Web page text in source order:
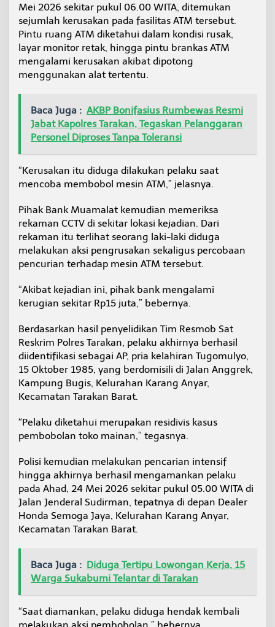
e
m
b
o
b
o
l
k
o
M
a
a
n
Mei 2026 sekitar pukul 06.00 WITA, ditemukan
sejumlah kerusakan pada fasilitas ATM tersebut.
Pintu ruang ATM diketahui dalam kondisi rusak,
layar monitor retak, hingga pintu brankas ATM
mengalami kerusakan akibat dipotong
menggunakan alat tertentu.
Baca Juga : AKBP Bonifasius Rumbewas Resmi
Jabat Kapolres Tarakan, Tegaskan Pelanggaran
Personel Diproses Tanpa Toleransi
“Kerusakan itu diduga dilakukan pelaku saat
mencoba membobol mesin ATM,” jelasnya.
Pihak Bank Muamalat kemudian memeriksa
rekaman CCTV di sekitar lokasi kejadian. Dari
rekaman itu terlihat seorang laki-laki diduga
melakukan aksi pengrusakan sekaligus percobaan
pencurian terhadap mesin ATM tersebut.
“Akibat kejadian ini, pihak bank mengalami
kerugian sekitar Rp15 juta,” bebernya.
Berdasarkan hasil penyelidikan Tim Resmob Sat
Reskrim Polres Tarakan, pelaku akhirnya berhasil
diidentifikasi sebagai AP, pria kelahiran Tugomulyo,
15 Oktober 1985, yang berdomisili di Jalan Anggrek,
Kampung Bugis, Kelurahan Karang Anyar,
Kecamatan Tarakan Barat.
“Pelaku diketahui merupakan residivis kasus
pembobolan toko mainan,” tegasnya.
Polisi kemudian melakukan pencarian intensif
hingga akhirnya berhasil mengamankan pelaku
pada Ahad, 24 Mei 2026 sekitar pukul 05.00 WITA di
Jalan Jenderal Sudirman, tepatnya di depan Dealer
Honda Semoga Jaya, Kelurahan Karang Anyar,
Kecamatan Tarakan Barat.
Baca Juga : Diduga Tertipu Lowongan Kerja, 15
Warga Sukabumi Telantar di Tarakan
“Saat diamankan, pelaku diduga hendak kembali